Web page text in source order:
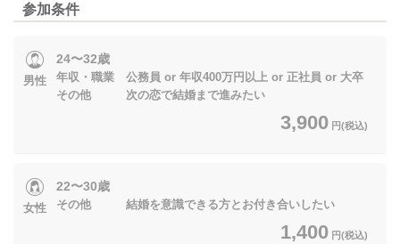
参加条件
男性
24〜32歳
年収・職業 公務員 or 年収400万円以上 or 正社員 or 大卒
その他 次の恋で結婚まで進みたい
3,900 円(税込)
女性
22〜30歳
その他 結婚を意識できる方とお付き合いしたい
1,400 円(税込)